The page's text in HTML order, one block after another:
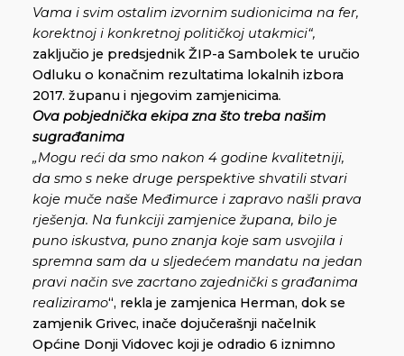
Vama i svim ostalim izvornim sudionicima na fer,
korektnoj i konkretnoj političkoj utakmici“,
zaključio je predsjednik ŽIP-a Sambolek te uručio
Odluku o konačnim rezultatima lokalnih izbora
2017. županu i njegovim zamjenicima.
Ova pobjednička ekipa zna što treba našim
sugrađanima
„Mogu reći da smo nakon 4 godine kvalitetniji,
da smo s neke druge perspektive shvatili stvari
koje muče naše Međimurce i zapravo našli prava
rješenja. Na funkciji zamjenice župana, bilo je
puno iskustva, puno znanja koje sam usvojila i
spremna sam da u sljedećem mandatu na jedan
pravi način sve zacrtano zajednički s građanima
realiziramo“, rekla je zamjenica Herman, dok se
zamjenik Grivec, inače dojučerašnji načelnik
Općine Donji Vidovec koji je odradio 6 iznimno